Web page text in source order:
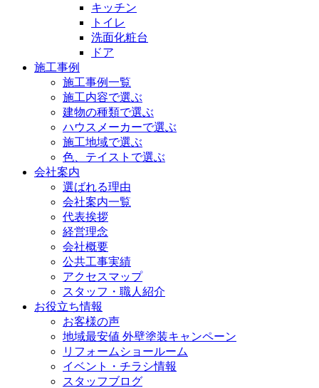
キッチン
トイレ
洗面化粧台
ドア
施工事例
施工事例一覧
施工内容で選ぶ
建物の種類で選ぶ
ハウスメーカーで選ぶ
施工地域で選ぶ
色、テイストで選ぶ
会社案内
選ばれる理由
会社案内一覧
代表挨拶
経営理念
会社概要
公共工事実績
アクセスマップ
スタッフ・職人紹介
お役立ち情報
お客様の声
地域最安値 外壁塗装キャンペーン
リフォームショールーム
イベント・チラシ情報
スタッフブログ